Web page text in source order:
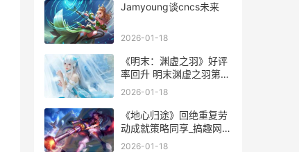
Jamyoung谈cncs未来
2026-01-18
《明末：渊虚之羽》好评
率回升 明末渊虚之羽第四
章推图路线
2026-01-18
《地心归途》回绝重复劳
动成就策略同享_搞趣网
地心归来不看谷上一句
2026-01-18